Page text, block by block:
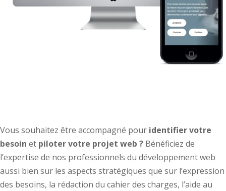
Vous souhaitez être accompagné pour identifier votre
besoin et piloter votre projet web ? Bénéficiez de
l’expertise de nos professionnels du développement web
aussi bien sur les aspects stratégiques que sur l’expression
des besoins, la rédaction du cahier des charges, l’aide au